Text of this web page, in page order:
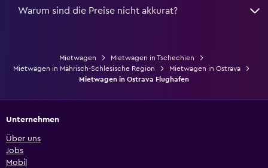
Warum sind die Preise nicht akkurat?
Mietwagen
Mietwagen in Tschechien
Mietwagen in Mährisch-Schlesische Region
Mietwagen in Ostrava
Mietwagen in Ostrava Flughafen
Unternehmen
Über uns
Jobs
Mobil